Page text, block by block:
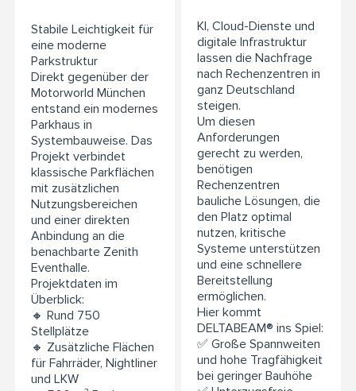
Stabile Leichtigkeit für
eine moderne
Parkstruktur
Direkt gegenüber der
Motorworld München
entstand ein modernes
Parkhaus in
Systembauweise. Das
Projekt verbindet
klassische Parkflächen
mit zusätzlichen
Nutzungsbereichen
und einer direkten
Anbindung an die
benachbarte Zenith
Eventhalle.
Projektdaten im
Überblick:
🔸 Rund 750
Stellplätze
🔸 Zusätzliche Flächen
für Fahrräder, Nightliner
und LKW
KI, Cloud-Dienste und
digitale Infrastruktur
lassen die Nachfrage
nach Rechenzentren in
ganz Deutschland
steigen.
Um diesen
Anforderungen
gerecht zu werden,
benötigen
Rechenzentren
bauliche Lösungen, die
den Platz optimal
nutzen, kritische
Systeme unterstützen
und eine schnellere
Bereitstellung
ermöglichen.
Hier kommt
DELTABEAM® ins Spiel:
✅ Große Spannweiten
und hohe Tragfähigkeit
bei geringer Bauhöhe